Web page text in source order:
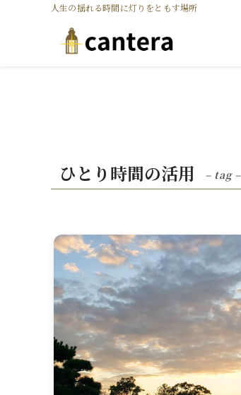
人生の揺れる時間に灯りをともす場所
ひとり時間の活用 – tag –